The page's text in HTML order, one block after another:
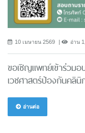
10 เมษายน 2569 อ่าน
ขอเชิญแพทย์เข้าร่วม
เวชศาสตร์ป้องกันคลินิ
อ่านต่อ